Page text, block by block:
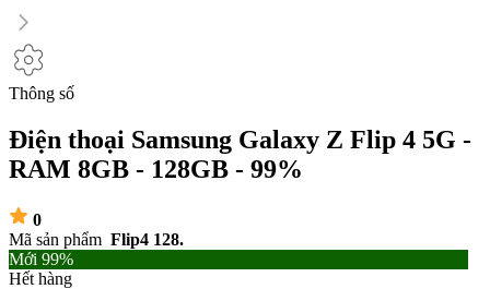
Thông số
Điện thoại Samsung Galaxy Z Flip 4 5G -
RAM 8GB - 128GB - 99%
0
Mã sản phẩm Flip4 128.
Mới 99%
Hết hàng